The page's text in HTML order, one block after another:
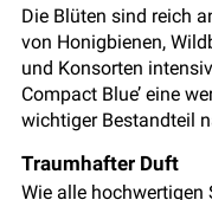
Die Blüten sind reich
von Honigbienen,
und Konsorten
Compact Blue’ eine
wichtiger Bestandteil
Traumhafter Duft
Wie alle hochwertigen